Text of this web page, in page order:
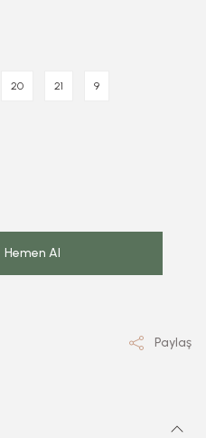
20 21 9
Hemen Al
Paylaş